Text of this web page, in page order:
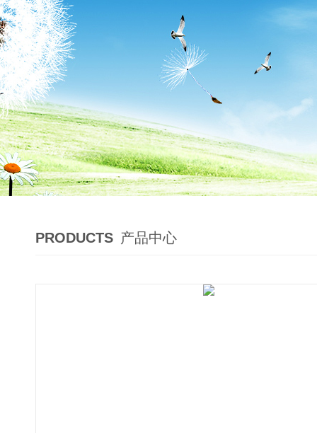
PRODUCTS 产品中心